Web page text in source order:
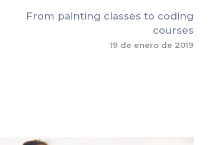
From painting classes to coding
courses
19 de enero de 2019